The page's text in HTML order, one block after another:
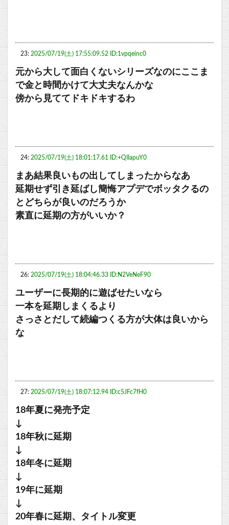
23: 2025/07/19(土) 17:55:09.52 ID:1vpqeinc0
元から大して面白くないシリーズなのにここま
で金と時間かけて大丈夫なんかな
傍から見ててドキドキするわ
24: 2025/07/19(土) 18:01:17.61 ID:+QIIapuY0
まあ結果良いもの出してしまったからなあ
延期せず引き延ばし簡悔アプデでボッタクるの
とどちらが良いのだろうか
素直に延期の方がいいか？
26: 2025/07/19(土) 18:04:46.33 ID:N2VeNeF90
ユーザーに長期的に遊ばせたいなら
一本を延期しまくるより
さっさとだして続編つくる方が大体は良いから
な
27: 2025/07/19(土) 18:07:12.94 ID:c5JFc7fH0
18年夏に発売予定
↓
18年秋に延期
↓
18年冬に延期
↓
19年に延期
↓
20年春に延期、タイトル変更